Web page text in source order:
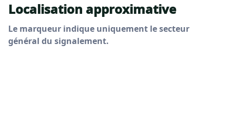
Localisation approximative
Le marqueur indique uniquement le secteur
général du signalement.